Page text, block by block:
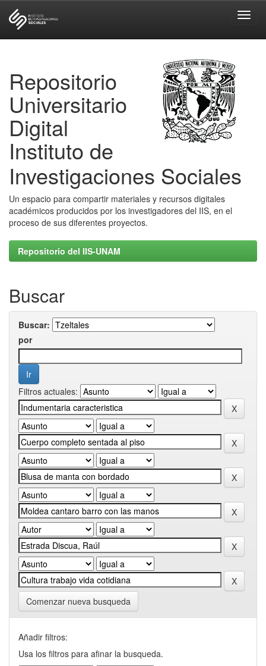
Repositorio
Universitario
Digital
Instituto de
Investigaciones Sociales
Un espacio para compartir materiales y recursos digitales
académicos producidos por los investigadores del IIS, en el
proceso de sus diferentes proyectos.
Repositorio del IIS-UNAM
Buscar
Buscar:
por
Filtros actuales:
Comenzar nueva busqueda
Añadir filtros:
Usa los filtros para afinar la busqueda.